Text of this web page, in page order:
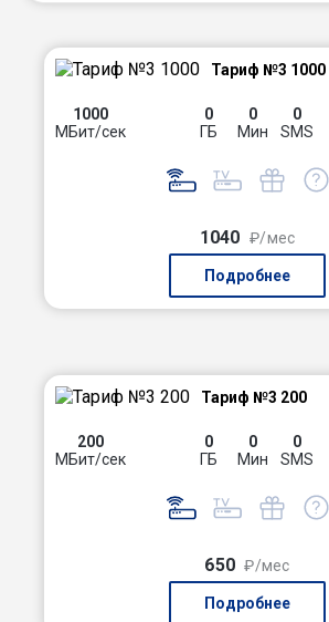
Тариф №3 1000
1000
МБит/сек
0
ГБ
0
Мин
0
SMS
1040 ₽/мес
Подробнее
Тариф №3 200
200
МБит/сек
0
ГБ
0
Мин
0
SMS
650 ₽/мес
Подробнее